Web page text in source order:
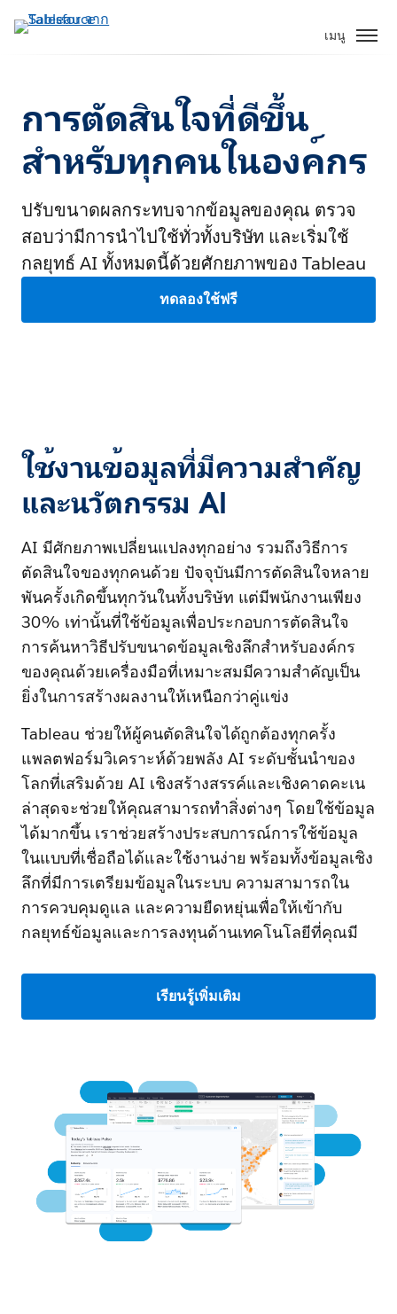
เมนู
การตัดสินใจที่ดีขึ้น
สำหรับทุกคนในองค์กร
ปรับขนาดผลกระทบจากข้อมูลของคุณ ตรวจ
สอบว่ามีการนำไปใช้ทั่วทั้งบริษัท และเริ่มใช้
กลยุทธ์ AI ทั้งหมดนี้ด้วยศักยภาพของ Tableau
ทดลองใช้ฟรี
ใช้งานข้อมูลที่มีความสำคัญ
และนวัตกรรม AI
AI มีศักยภาพเปลี่ยนแปลงทุกอย่าง รวมถึงวิธีการ
ตัดสินใจของทุกคนด้วย ปัจจุบันมีการตัดสินใจหลาย
พันครั้งเกิดขึ้นทุกวันในทั้งบริษัท แต่มีพนักงานเพียง
30% เท่านั้นที่ใช้ข้อมูลเพื่อประกอบการตัดสินใจ
การค้นหาวิธีปรับขนาดข้อมูลเชิงลึกสำหรับองค์กร
ของคุณด้วยเครื่องมือที่เหมาะสมมีความสำคัญเป็น
ยิ่งในการสร้างผลงานให้เหนือกว่าคู่แข่ง
Tableau ช่วยให้ผู้คนตัดสินใจได้ถูกต้องทุกครั้ง
แพลตฟอร์มวิเคราะห์ด้วยพลัง AI ระดับชั้นนำของ
โลกที่เสริมด้วย AI เชิงสร้างสรรค์และเชิงคาดคะเน
ล่าสุดจะช่วยให้คุณสามารถทำสิ่งต่างๆ โดยใช้ข้อมูล
ได้มากขึ้น เราช่วยสร้างประสบการณ์การใช้ข้อมูล
ในแบบที่เชื่อถือได้และใช้งานง่าย พร้อมทั้งข้อมูลเชิง
ลึกที่มีการเตรียมข้อมูลในระบบ ความสามารถใน
การควบคุมดูแล และความยืดหยุ่นเพื่อให้เข้ากับ
กลยุทธ์ข้อมูลและการลงทุนด้านเทคโนโลยีที่คุณมี
เรียนรู้เพิ่มเติม